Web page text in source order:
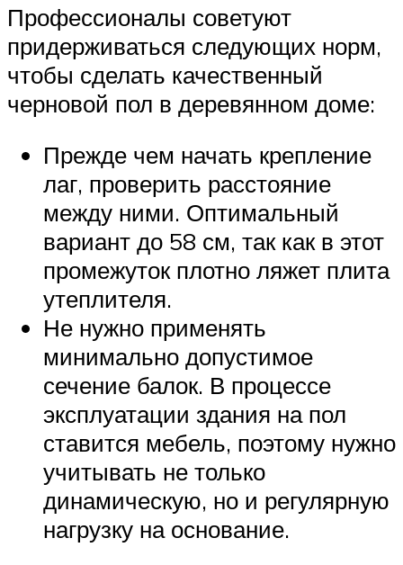
Профессионалы советуют
придерживаться следующих норм,
чтобы сделать качественный
черновой пол в деревянном доме:
Прежде чем начать крепление
лаг, проверить расстояние
между ними. Оптимальный
вариант до 58 см, так как в этот
промежуток плотно ляжет плита
утеплителя.
Не нужно применять
минимально допустимое
сечение балок. В процессе
эксплуатации здания на пол
ставится мебель, поэтому нужно
учитывать не только
динамическую, но и регулярную
нагрузку на основание.